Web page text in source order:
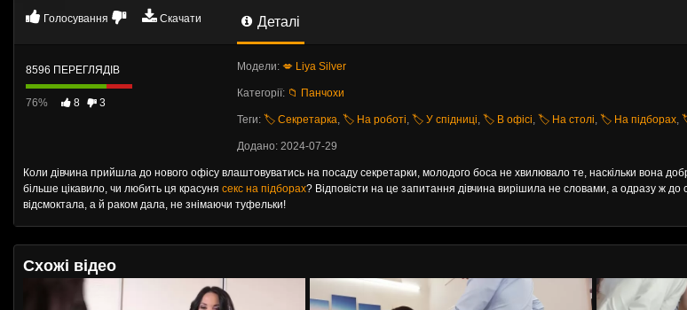
Голосування Скачати Деталі
8596 ПЕРЕГЛЯДІВ
76% 8 3
Модели: 💋 Liya Silver
Категорії: 📁 Панчохи
Теги: 🏷️ Секретарка, 🏷️ На роботі, 🏷️ У спідниці, 🏷️ В офісі, 🏷️ На столі, 🏷️ На підборах,
Додано: 2024-07-29
Коли дівчина прийшла до нового офісу влаштовуватись на посаду секретарки, молодого боса не хвилювало те, наскільки вона
більше цікавило, чи любить ця красуня секс на підборах? Відповісти на це запитання дівчина вирішила не словами, а одразу ж
відсмоктала, а й раком дала, не знімаючи туфельки!
Схожі відео